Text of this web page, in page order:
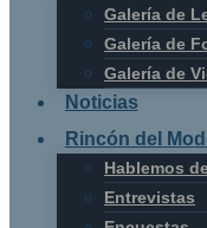
Galería de
Galería de
Galería de
Noticias
Rincón del
Hablemos
Entrevistas